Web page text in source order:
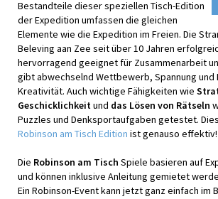
Bestandteile dieser speziellen Tisch-Edition
der Expedition umfassen die gleichen
Elemente wie die Expedition im Freien. Die
Beleving aan Zee seit über 10 Jahren
hervorragend geeignet für Zusammenarbeit
gibt abwechselnd Wettbewerb, Spannung und
Kreativität. Auch wichtige Fähigkeiten wie
Geschicklichkeit und das Lösen von Rätseln
Puzzles und Denksportaufgaben getestet.
Robinson am Tisch Edition ist genauso effektiv!
Die Robinson am Tisch Spiele basieren auf
und können inklusive Anleitung gemietet
Ein Robinson-Event kann jetzt ganz einfach im